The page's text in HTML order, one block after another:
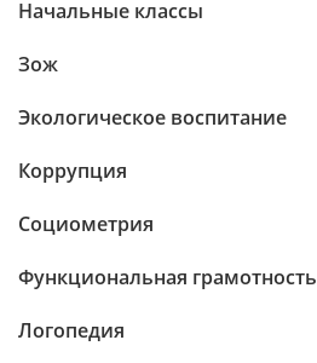
Начальные классы
Зож
Экологическое воспитание
Коррупция
Социометрия
Функциональная грамотность
Логопедия